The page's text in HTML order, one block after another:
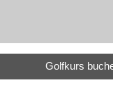
Golfkurs